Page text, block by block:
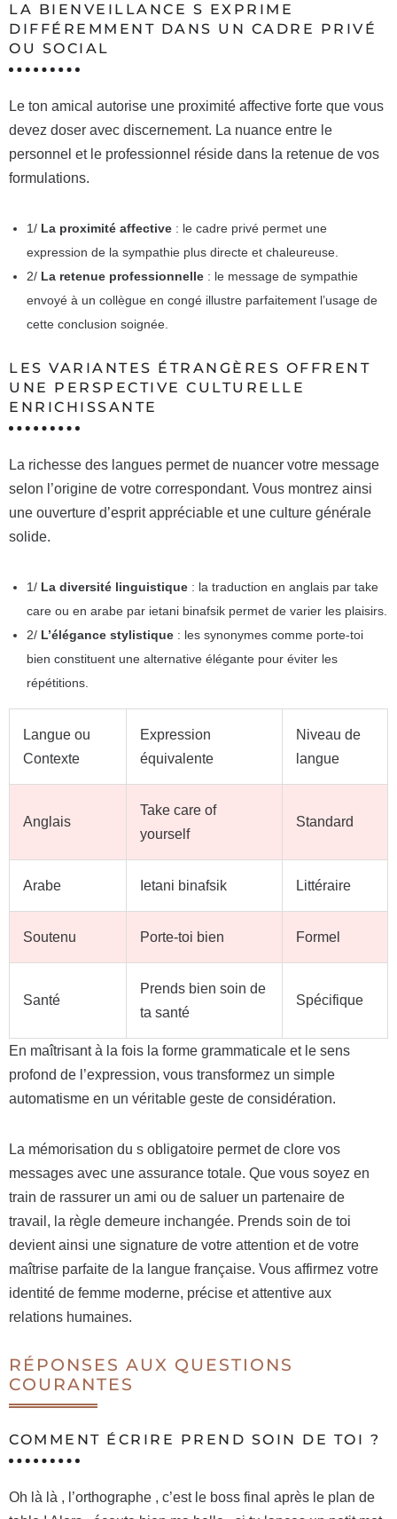
LA BIENVEILLANCE S EXPRIME
DIFFÉREMMENT DANS UN CADRE PRIVÉ
OU SOCIAL
Le ton amical autorise une proximité affective forte que vous
devez doser avec discernement. La nuance entre le
personnel et le professionnel réside dans la retenue de vos
formulations.
1/ La proximité affective : le cadre privé permet une
expression de la sympathie plus directe et chaleureuse.
2/ La retenue professionnelle : le message de sympathie
envoyé à un collègue en congé illustre parfaitement l’usage de
cette conclusion soignée.
LES VARIANTES ÉTRANGÈRES OFFRENT
UNE PERSPECTIVE CULTURELLE
ENRICHISSANTE
La richesse des langues permet de nuancer votre message
selon l’origine de votre correspondant. Vous montrez ainsi
une ouverture d’esprit appréciable et une culture générale
solide.
1/ La diversité linguistique : la traduction en anglais par take
care ou en arabe par ietani binafsik permet de varier les plaisirs.
2/ L’élégance stylistique : les synonymes comme porte-toi
bien constituent une alternative élégante pour éviter les
répétitions.
Langue ou
Contexte
Expression
équivalente
Niveau de
langue
Anglais
Take care of
yourself
Standard
Arabe Ietani binafsik Littéraire
Soutenu Porte-toi bien Formel
Santé
Prends bien soin de
ta santé
Spécifique
En maîtrisant à la fois la forme grammaticale et le sens
profond de l’expression, vous transformez un simple
automatisme en un véritable geste de considération.
La mémorisation du s obligatoire permet de clore vos
messages avec une assurance totale. Que vous soyez en
train de rassurer un ami ou de saluer un partenaire de
travail, la règle demeure inchangée. Prends soin de toi
devient ainsi une signature de votre attention et de votre
maîtrise parfaite de la langue française. Vous affirmez votre
identité de femme moderne, précise et attentive aux
relations humaines.
RÉPONSES AUX QUESTIONS
COURANTES
COMMENT ÉCRIRE PREND SOIN DE TOI ?
Oh là là , l’orthographe , c’est le boss final après le plan de